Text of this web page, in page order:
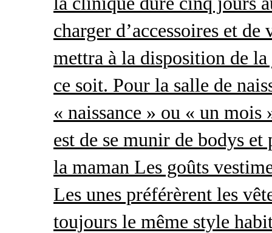
charger d’accessoires et
mettra à la disposition de
ce soit. Pour la salle de
« naissance » ou « un
est de se munir de bodys
la maman Les goûts
Les unes préférèrent les
toujours le même style